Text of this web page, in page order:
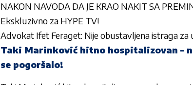
NAKON NAVODA DA JE KRAO NAKIT SA
Ekskluzivno za HYPE TV!
Advokat Ifet Feraget: Nije obustavljena istraga za
Taki Marinković hitno hospitalizovan –
se pogoršalo!